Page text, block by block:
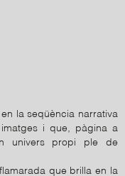
la seqüència narrativa
i que, pàgina a
univers propi ple de
que brilla en la